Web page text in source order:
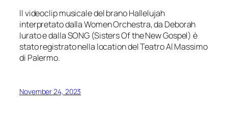
Il videoclip musicale del brano Hallelujah
interpretato dalla Women Orchestra, da Deborah
Iurato e dalla SONG (Sisters Of the New Gospel) è
stato registrato nella location del Teatro Al Massimo
di Palermo.
November 24, 2023